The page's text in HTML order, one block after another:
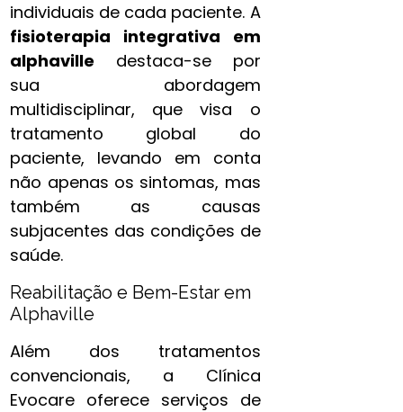
individuais de cada paciente. A
fisioterapia integrativa​ em
alphaville destaca-se por
sua abordagem
multidisciplinar, que visa o
tratamento global do
paciente, levando em conta
não apenas os sintomas, mas
também as causas
subjacentes das condições de
saúde.
Reabilitação e Bem-Estar em
Alphaville
Além dos tratamentos
convencionais, a Clínica
Evocare oferece serviços de